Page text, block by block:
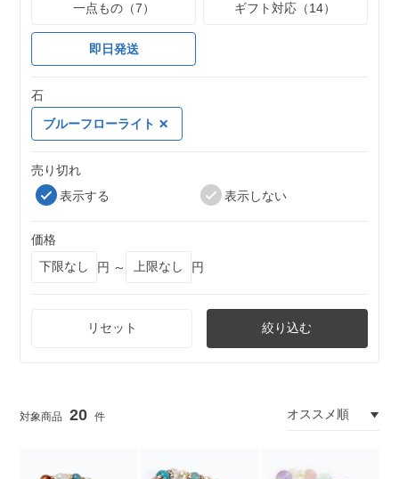
一点もの（7）
ギフト対応（14）
即日発送
石
ブルーフローライト
売り切れ
表示する
表示しない
価格
円 ～
円
リセット 絞り込む
20